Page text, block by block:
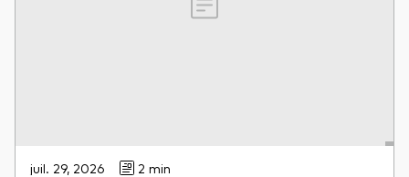
juil. 29, 2026 2 min